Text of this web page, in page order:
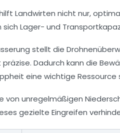
Landwirten nicht nur,
sich Lager- und
stellt die
Dadurch kann die
eine wichtige Ressource
von unregelmäßigen
gezielte Eingreifen